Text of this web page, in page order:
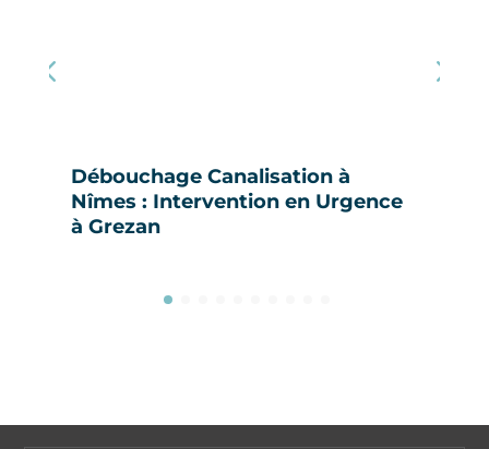
Débouchage Canalisation à
Nîmes : Intervention en Urgence
à Grezan